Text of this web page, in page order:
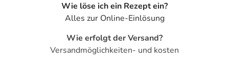
Wie löse ich ein Rezept ein?
Alles zur Online-Einlösung
Wie erfolgt der Versand?
Versandmöglichkeiten- und kosten